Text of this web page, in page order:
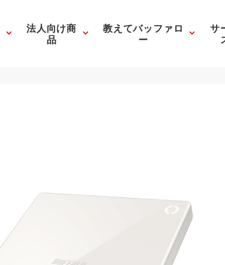
法人向け商
品
教えてバッファロ
ー
サ